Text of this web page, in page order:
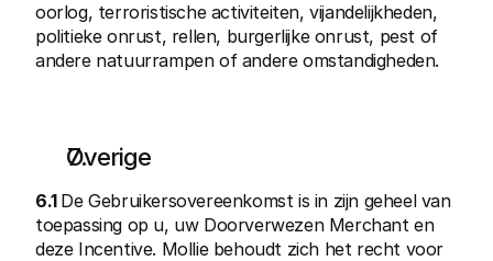
oorlog, terroristische activiteiten, vijandelijkheden,
politieke onrust, rellen, burgerlijke onrust, pest of
andere natuurrampen of andere omstandigheden.
Overige
6.1 De Gebruikersovereenkomst is in zijn geheel van
toepassing op u, uw Doorverwezen Merchant en
deze Incentive. Mollie behoudt zich het recht voor